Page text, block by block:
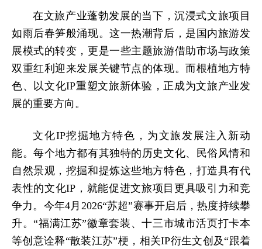
在文旅产业蓬勃发展的当下，沉浸式文旅项目
如雨后春笋般涌现。这一热潮背后，是国内旅游发
展模式的转变，更是一些主题旅游借助市场与政策
双重红利迎来发展关键节点的体现。而根植地方特
色、以文化IP重塑文旅新体验，正成为文旅产业发
展的重要方向。
文化IP挖掘地方特色，为文旅发展注入新动
能。每个地方都有其独特的历史文化、民俗风情和
自然景观，挖掘和提炼这些地方特色，打造具有代
表性的文化IP，就能促进文旅项目更具吸引力和竞
争力。 今年4月2026“苏超”赛事开启后，热度持续攀
升。“福满江苏”徽章套装、十三市城市活页打卡本
等创意诠释“散装江苏”梗，相关IP衍生文创及“跟着